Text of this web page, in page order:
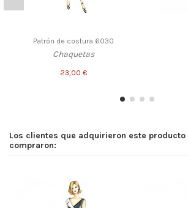
Patrón de costura 6030
Chaquetas
23,00 €
Los clientes que adquirieron este producto
compraron: